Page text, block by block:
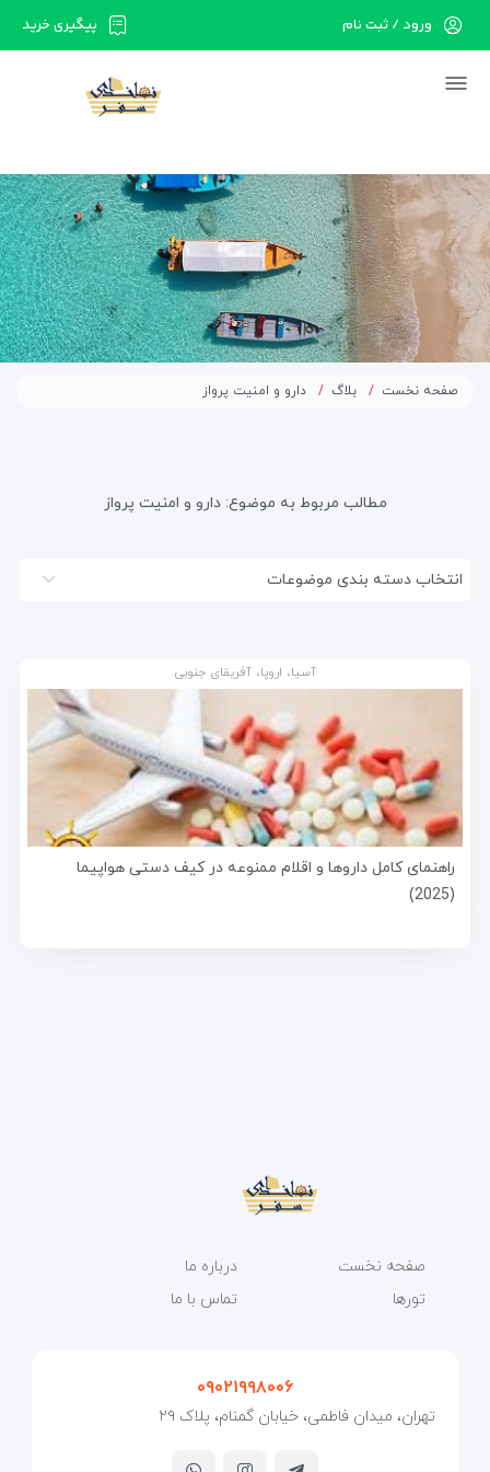
در حال حاضر ارتباط با سرور قطع می باشد لطفا
پیگیری خرید ورود / ثبت نام
صفحه نخست بلاگ دارو و امنیت پرواز
مطالب مربوط به موضوع:دارو و امنیت پرواز
انتخاب دسته بندی موضوعات
آسیا، اروپا، آفریقای جنوبی
راهنمای کامل داروها و اقلام ممنوعه در کیف دستی هواپیما
(2025)
صفحه نخست
تورها
درباره ما
تماس با ما
۰۹۰۲۱۹۹۸۰۰۶
تهران، میدان فاطمی، خیابان گمنام، پلاک ۲۹